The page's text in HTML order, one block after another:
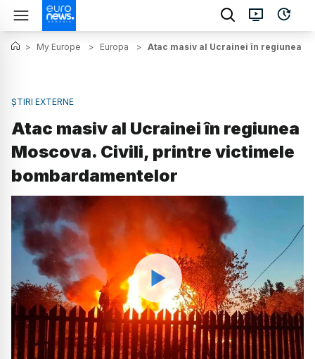
> My Europe > Europa > Atac masiv al Ucrainei în regiunea
ȘTIRI EXTERNE
Atac masiv al Ucrainei în regiunea
Moscova. Civili, printre victimele
bombardamentelor
Watch